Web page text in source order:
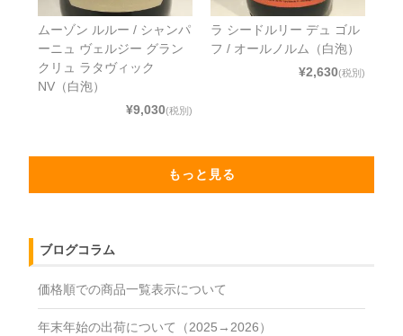
ムーゾン ルルー / シャンパ
ーニュ ヴェルジー グラン
クリュ ラタヴィック
NV（白泡）
¥9,030(税別)
ラ シードルリー デュ ゴル
フ / オールノルム（白泡）
¥2,630(税別)
もっと見る
ブログコラム
価格順での商品一覧表示について
年末年始の出荷について（2025→2026）